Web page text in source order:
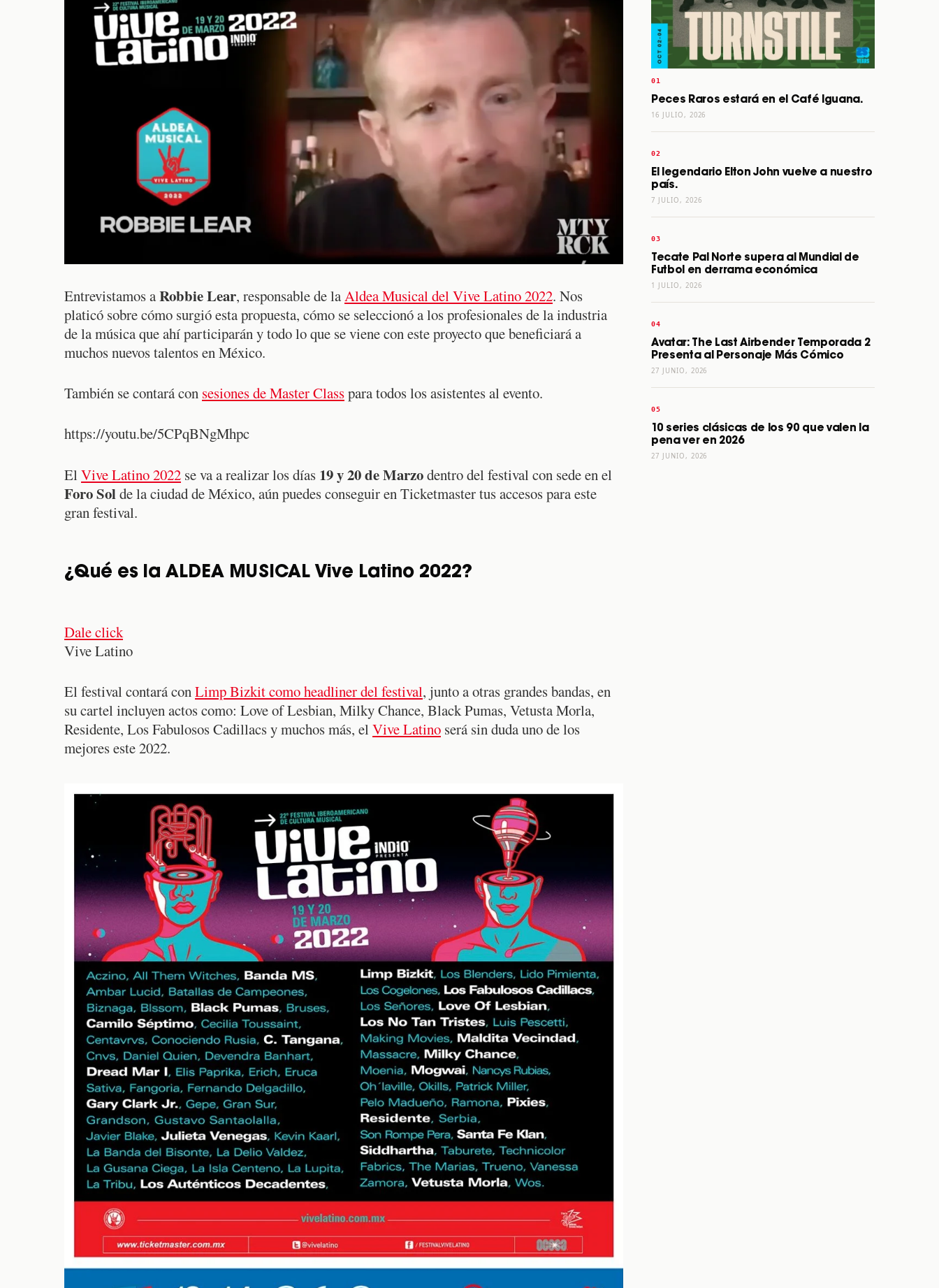
Entrevistamos aRobbie Lear, responsable de laAldea Musical del Vive Latino 2022. Nos
platicó sobre cómo surgió esta propuesta, cómo se seleccionó a los profesionales de la industria
de la música que ahí participarán y todo lo que se viene con este proyecto que beneficiará a
muchos nuevos talentos en México.
También se contará con sesiones de Master Classpara todos los asistentes al evento.
https://youtu.be/5CPqBNgMhpc
El Vive Latino 2022 se va a realizar los días 19 y 20 de Marzodentro del festival con sede en el
Foro Solde la ciudad de México, aún puedes conseguir en Ticketmaster tus accesos para este
gran festival.
¿Qué es la ALDEA MUSICAL Vive Latino 2022?
Dale click
Vive Latino
El festival contará conLimp Bizkit como headliner del festival, junto a otras grandes bandas, en
su cartel incluyen actos como: Love of Lesbian, Milky Chance, Black Pumas, Vetusta Morla,
Residente, Los Fabulosos Cadillacs y muchos más, el Vive Latino será sin duda uno de los
mejores este 2022.
Peces Raros estará en el Café Iguana.
16 JULIO, 2026
El legendario Elton John vuelve a nuestro
país.
7 JULIO, 2026
Tecate Pal Norte supera al Mundial de
Futbol en derrama económica
1 JULIO, 2026
Avatar: The Last Airbender Temporada 2
Presenta al Personaje Más Cómico
27 JUNIO, 2026
10 series clásicas de los 90 que valen la
pena ver en 2026
27 JUNIO, 2026